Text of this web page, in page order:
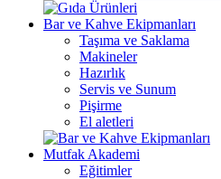
Bar ve Kahve Ekipmanları
Taşıma ve Saklama
Makineler
Hazırlık
Servis ve Sunum
Pişirme
El aletleri
Mutfak Akademi
Eğitimler